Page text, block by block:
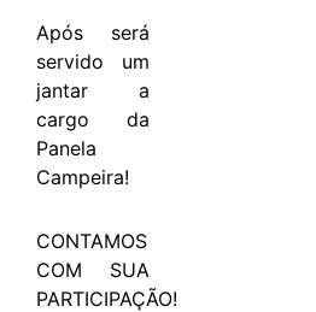
Após será
servido um
jantar a
cargo da
Panela
Campeira!
CONTAMOS
COM SUA
PARTICIPAÇÃO!